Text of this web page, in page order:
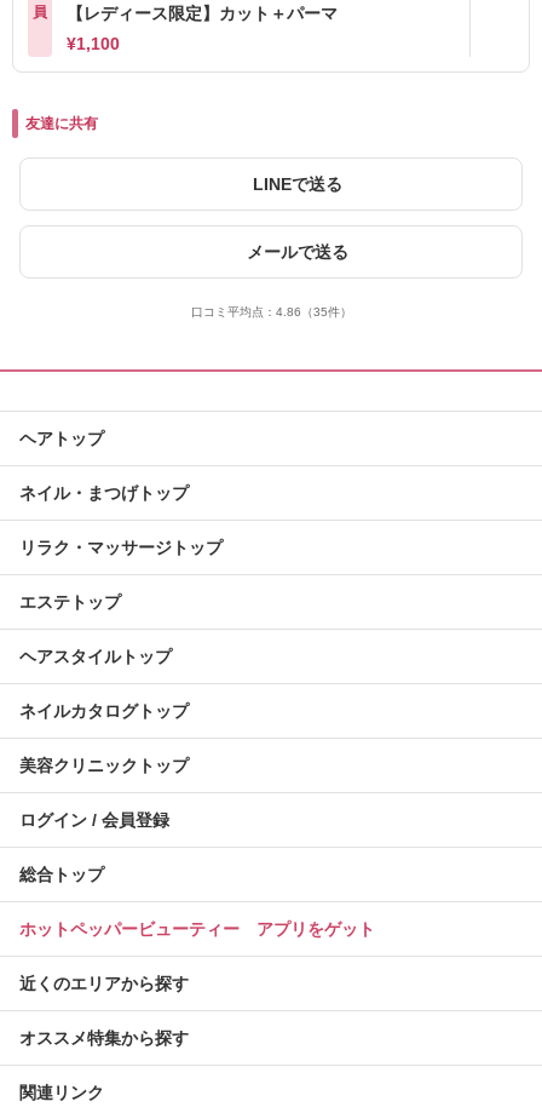
員
【レディース限定】カット＋パーマ
¥1,100
友達に共有
LINEで送る
メールで送る
口コミ平均点： 4.86 （35件）
ヘアトップ
ネイル・まつげトップ
リラク・マッサージトップ
エステトップ
ヘアスタイルトップ
ネイルカタログトップ
美容クリニックトップ
ログイン / 会員登録
総合トップ
ホットペッパービューティー アプリをゲット
近くのエリアから探す
オススメ特集から探す
関連リンク